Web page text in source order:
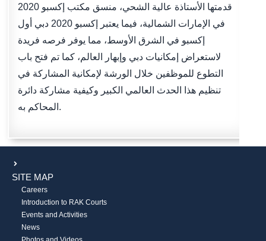
قدمتها الأستاذة عالية الشحي، منسق مكتب إكسبو 2020
في الإمارات الشمالية، فيما يعتبر إكسبو 2020 دبي أول
إكسبو في الشرق الأوسط، مما يوفر فرصه فريدة
لاستعراض إمكانيات دبي وإبهار العالم، كما تم فتح باب
التطوع للموظفين خلال الورشة لإمكانية المشاركة في
تنظيم هذا الحدث العالمي الكبير وكيفية مشاركة دائرة
المحاكم به.
SITE MAP
Careers
Introduction to RAK Courts
Events and Activities
News